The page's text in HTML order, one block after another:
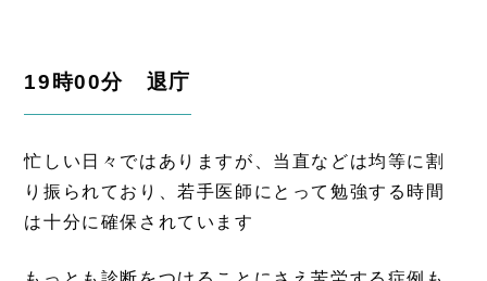
19時00分 退庁
忙しい日々ではありますが、当直などは均等に割
り振られており、若手医師にとって勉強する時間
は十分に確保されています